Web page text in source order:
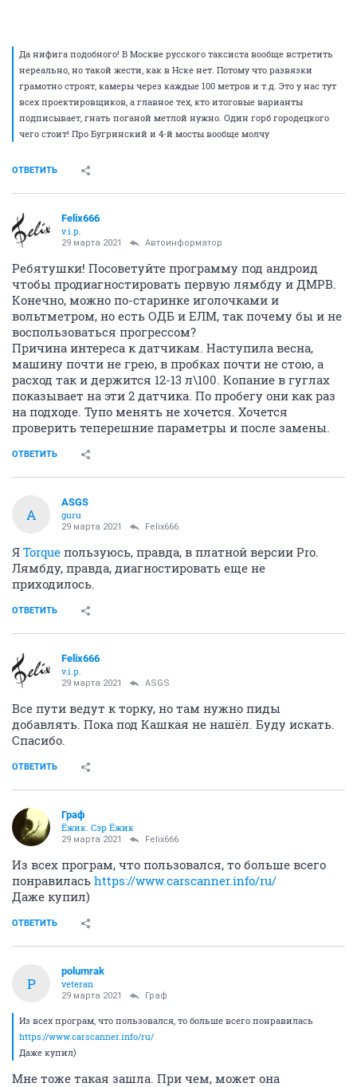
Да нифига подобного! В Москве русского таксиста вообще встретить
нереально, но такой жести, как в Нске нет. Потому что развязки
грамотно строят, камеры через каждые 100 метров и т.д. Это у нас тут
всех проектировщиков, а главное тех, кто итоговые варианты
подписывает, гнать поганой метлой нужно. Один горб городецкого
чего стоит! Про Бугринский и 4-й мосты вообще молчу
ОТВЕТИТЬ
Felix666
v.i.p.
29 марта 2021 Автоинформатор
Ребятушки! Посоветуйте программу под андроид
чтобы продиагностировать первую лямбду и ДМРВ.
Конечно, можно по-старинке иголочками и
вольтметром, но есть ОДБ и ЕЛМ, так почему бы и не
воспользоваться прогрессом?
Причина интереса к датчикам. Наступила весна,
машину почти не грею, в пробках почти не стою, а
расход так и держится 12-13 л\100. Копание в гуглах
показывает на эти 2 датчика. По пробегу они как раз
на подходе. Тупо менять не хочется. Хочется
проверить теперешние параметры и после замены.
ОТВЕТИТЬ
A
ASGS
guru
29 марта 2021 Felix666
Я Torque пользуюсь, правда, в платной версии Pro.
Лямбду, правда, диагностировать еще не
приходилось.
ОТВЕТИТЬ
Felix666
v.i.p.
29 марта 2021 ASGS
Все пути ведут к торку, но там нужно пиды
добавлять. Пока под Кашкая не нашёл. Буду искать.
Спасибо.
ОТВЕТИТЬ
Граф
Ёжик. Сэр Ёжик
29 марта 2021 Felix666
Из всех програм, что пользовался, то больше всего
понравилась https://www.carscanner.info/ru/
Даже купил)
ОТВЕТИТЬ
P
polumrak
veteran
29 марта 2021 Граф
Из всех програм, что пользовался, то больше всего понравилась
https://www.carscanner.info/ru/
Даже купил)
Мне тоже такая зашла. При чем, может она